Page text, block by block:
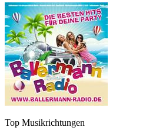
Top Musikrichtungen